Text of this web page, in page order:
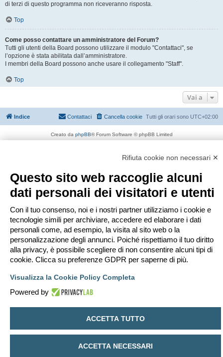
di terzi di questo programma non riceveranno risposta.
Top
Come posso contattare un amministratore del Forum?
Tutti gli utenti della Board possono utilizzare il modulo "Contattaci", se
l’opzione è stata abilitata dall’amministratore.
I membri della Board possono anche usare il collegamento "Staff".
Top
Vai a
Indice Tutti gli orari sono UTC+02:00
Cancella cookie
Contattaci
Creato da phpBB® Forum Software © phpBB Limited
Rifiuta cookie non necessari ✕
Questo sito web raccoglie alcuni
dati personali dei visitatori e utenti
Con il tuo consenso, noi e i nostri partner utilizziamo i cookie e
tecnologie simili per archiviare, accedere ed elaborare i dati
personali come, ad esempio, la visita al sito web o la
personalizzazione degli annunci. Poiché rispettiamo il tuo diritto
alla privacy, è possibile scegliere di non consentire alcuni tipi di
cookie. Clicca su preferenze GDPR per saperne di più.
Visualizza la Cookie Policy Completa
Powered by
ACCETTA TUTTO
ACCETTA NECESSARI